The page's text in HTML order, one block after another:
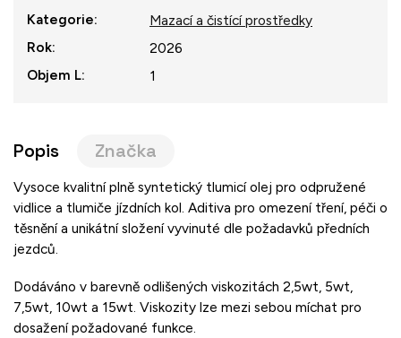
Kategorie:
Mazací a čistící prostředky
Rok:
2026
Objem L: 1
Popis Značka
Vysoce kvalitní plně syntetický tlumicí olej pro odpružené
vidlice a tlumiče jízdních kol. Aditiva pro omezení tření, péči o
těsnění a unikátní složení vyvinuté dle požadavků předních
jezdců.
Dodáváno v barevně odlišených viskozitách 2,5wt, 5wt,
7,5wt, 10wt a 15wt. Viskozity lze mezi sebou míchat pro
dosažení požadované funkce.